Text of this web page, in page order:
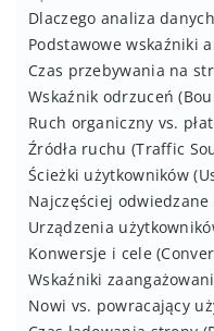
Dlaczego analiza
Podstawowe wskaźniki
Czas przebywania na
Wskaźnik odrzuceń
Ruch organiczny vs.
Źródła ruchu (Traffic
Ścieżki użytkowników
Najczęściej odwiedzane
Urządzenia
Konwersje i cele
Wskaźniki
Nowi vs. powracający